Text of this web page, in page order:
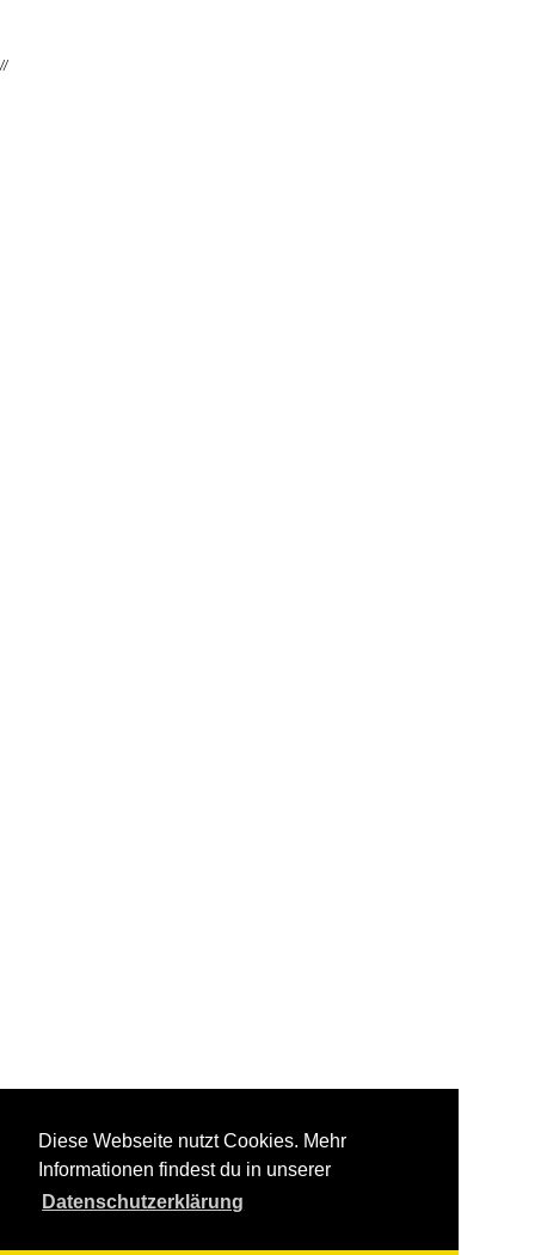
Diese Webseite nutzt Cookies. Mehr
Informationen findest du in unserer
Datenschutzerklärung
//